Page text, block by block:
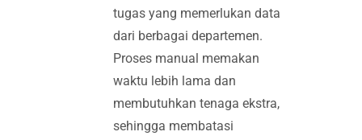
tugas yang memerlukan data
dari berbagai departemen.
Proses manual memakan
waktu lebih lama dan
membutuhkan tenaga ekstra,
sehingga membatasi